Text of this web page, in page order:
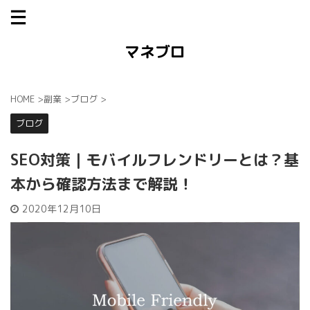
マネブロ
HOME >副業 >ブログ >
ブログ
SEO対策｜モバイルフレンドリーとは？基
本から確認方法まで解説！
2020年12月10日